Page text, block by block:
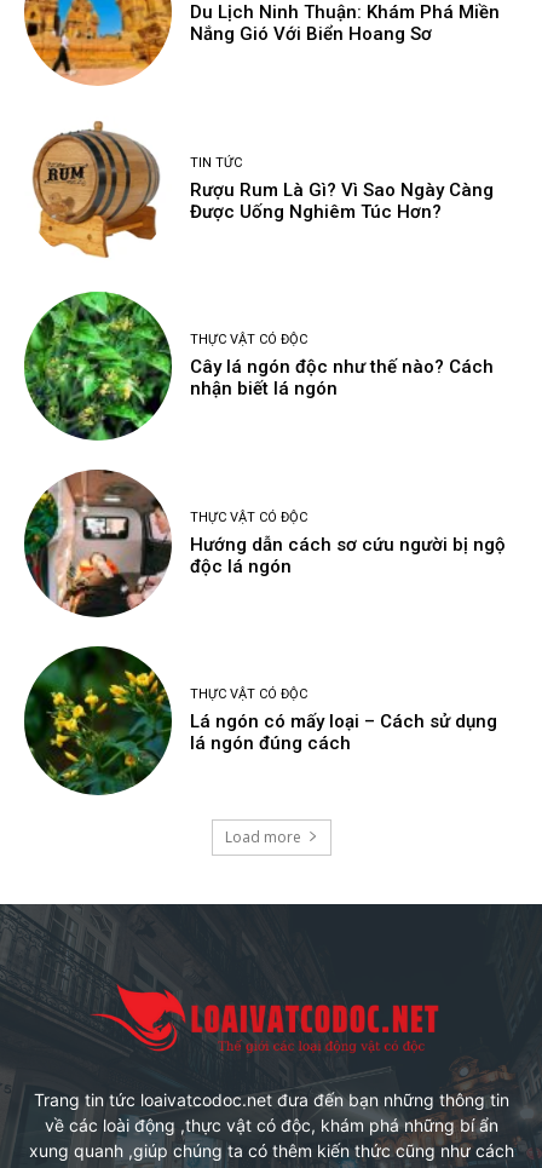
Du Lịch Ninh Thuận: Khám Phá Miền
Nắng Gió Với Biển Hoang Sơ
TIN TỨC
Rượu Rum Là Gì? Vì Sao Ngày Càng
Được Uống Nghiêm Túc Hơn?
THỰC VẬT CÓ ĐỘC
Cây lá ngón độc như thế nào? Cách
nhận biết lá ngón
THỰC VẬT CÓ ĐỘC
Hướng dẫn cách sơ cứu người bị ngộ
độc lá ngón
THỰC VẬT CÓ ĐỘC
Lá ngón có mấy loại – Cách sử dụng
lá ngón đúng cách
Load more
Trang tin tức loaivatcodoc.net đưa đến bạn những thông tin
về các loài động ,thực vật có độc, khám phá những bí ẩn
xung quanh ,giúp chúng ta có thêm kiến thức cũng như cách